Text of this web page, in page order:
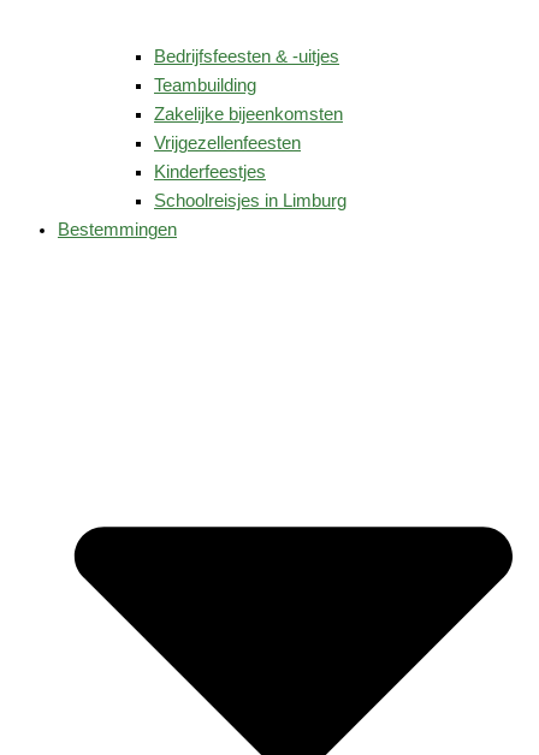
Bedrijfsfeesten & -uitjes
Teambuilding
Zakelijke bijeenkomsten
Vrijgezellenfeesten
Kinderfeestjes
Schoolreisjes in Limburg
Bestemmingen